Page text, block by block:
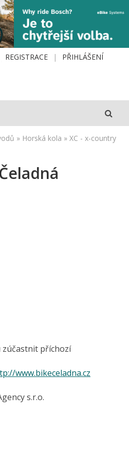
REGISTRACE PŘIHLÁŠENÍ
» Horská kola » XC - x-country
příchozí
www.bikeceladna.cz
s.r.o.